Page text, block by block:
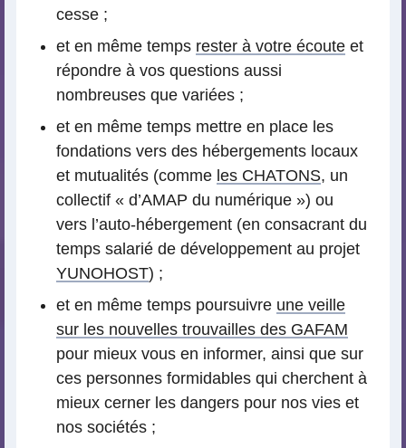
cesse ;
et en même temps rester à votre écoute et
répondre à vos questions aussi
nombreuses que variées ;
et en même temps mettre en place les
fondations vers des hébergements locaux
et mutualités (comme les CHATONS, un
collectif « d’AMAP du numérique ») ou
vers l’auto-hébergement (en consacrant du
temps salarié de développement au projet
YUNOHOST) ;
et en même temps poursuivre une veille
sur les nouvelles trouvailles des GAFAM
pour mieux vous en informer, ainsi que sur
ces personnes formidables qui cherchent à
mieux cerner les dangers pour nos vies et
nos sociétés ;